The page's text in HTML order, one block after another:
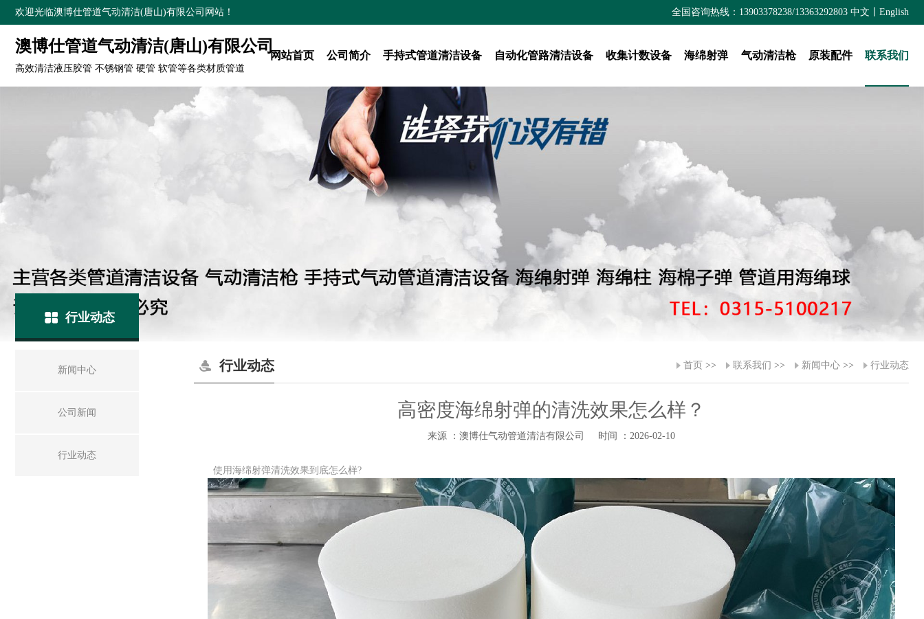
欢迎光临澳博仕管道气动清洁(唐山)有限公司网站！ 全国咨询热线：13903378238/13363292803 中文 English
澳博仕管道气动清洁(唐山)有限公司
高效清洁液压胶管 不锈钢管 硬管 软管等各类材质管道
网站首页 公司简介 手持式管道清洁设备 自动化管路清洁设备 收集计数设备 海绵射弹 气动清洁枪 原装配件 联系我们
行业动态
新闻中心
公司新闻
行业动态
行业动态 首页 >> 联系我们 >> 新闻中心 >> 行业动态
高密度海绵射弹的清洗效果怎么样？
来源 ：澳博仕气动管道清洁有限公司 时间 ：2026-02-10
使用海绵射弹清洗效果到底怎么样?